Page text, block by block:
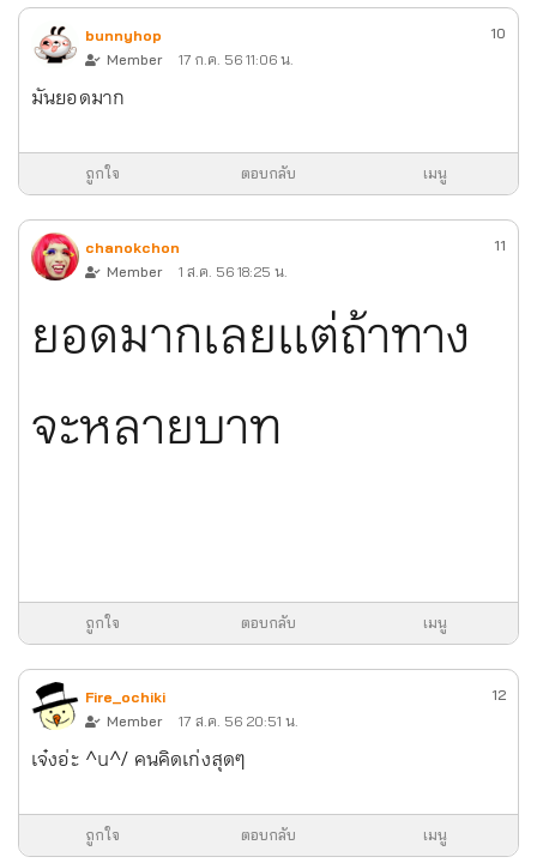
bunnyhop
Member
17 ก.ค. 56 11:06 น.
10
มันยอดมาก
ถูกใจ ตอบกลับ เมนู
chanokchon
Member
1 ส.ค. 56 18:25 น.
11
ยอดมากเลยเเต่ถ้าทาง
จะหลายบาท
ถูกใจ ตอบกลับ เมนู
Fire_ochiki
Member
17 ส.ค. 56 20:51 น.
12
เจ๋งอ่ะ ^u^/ คนคิดเก่งสุดๆ
ถูกใจ ตอบกลับ เมนู